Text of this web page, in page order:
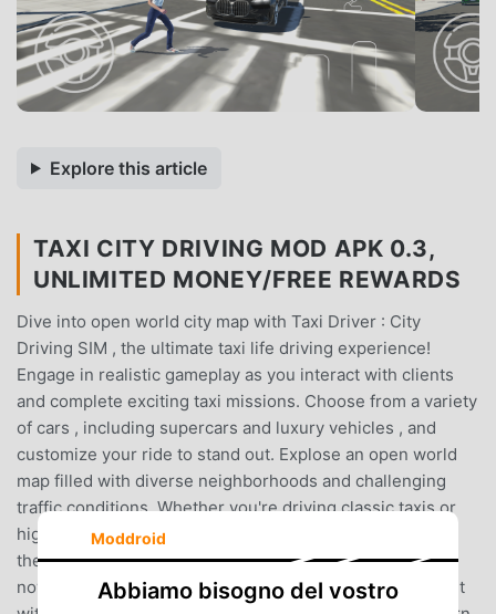
Explore this article
TAXI CITY DRIVING MOD APK 0.3,
UNLIMITED MONEY/FREE REWARDS
Dive into open world city map with Taxi Driver : City
Driving SIM , the ultimate taxi life driving experience!
Engage in realistic gameplay as you interact with clients
and complete exciting taxi missions. Choose from a variety
of cars , including supercars and luxury vehicles , and
customize your ride to stand out. Explose an open world
map filled with diverse neighborhoods and challenging
traffic conditions. Whether you're driving classic taxis or
high-end limos, become the best taxi driver , get behind
the wheel of the most amazing taxi car simulator
now!Features: Interact and Chat with Cliets: Build rapport
Moddroid
Abbiamo bisogno del vostro